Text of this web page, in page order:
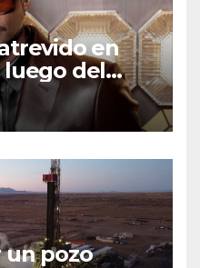
en
luego del
un pozo